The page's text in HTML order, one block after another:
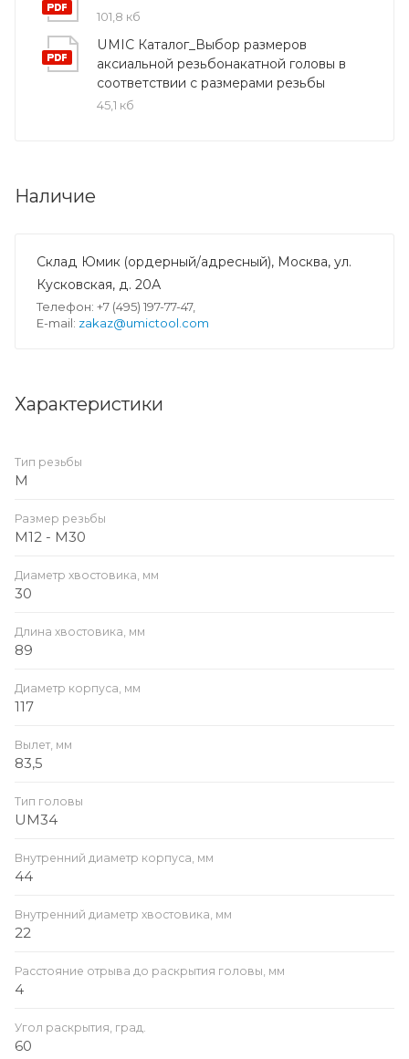
101,8 кб
UMIC Каталог_Выбор размеров
аксиальной резьбонакатной головы в
соответствии с размерами резьбы
45,1 кб
Наличие
Склад Юмик (ордерный/адресный), Москва, ул.
Кусковская, д. 20А
Телефон: +7 (495) 197-77-47,
E-mail: zakaz@umictool.com
Характеристики
Тип резьбы
M
Размер резьбы
M12 - M30
Диаметр хвостовика, мм
30
Длина хвостовика, мм
89
Диаметр корпуса, мм
117
Вылет, мм
83,5
Тип головы
UM34
Внутренний диаметр корпуса, мм
44
Внутренний диаметр хвостовика, мм
22
Расстояние отрыва до раскрытия головы, мм
4
Угол раскрытия, град.
60